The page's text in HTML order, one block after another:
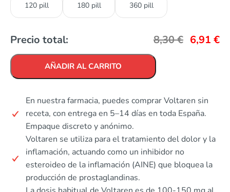
120 pill 180 pill 360 pill
Precio total: 8,30€ 6,91 €
AÑADIR AL CARRITO
En nuestra farmacia, puedes comprar Voltaren sin
receta, con entrega en 5–14 días en toda España.
Empaque discreto y anónimo.
Voltaren se utiliza para el tratamiento del dolor y la
inflamación, actuando como un inhibidor no
esteroideo de la inflamación (AINE) que bloquea la
producción de prostaglandinas.